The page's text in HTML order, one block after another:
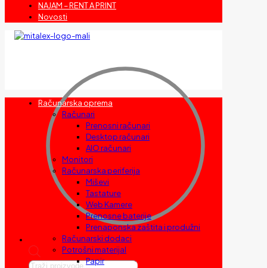
NAJAM – RENT A PRINT
Novosti
Products
Računarska oprema
Računari
Prenosni računari
Desktop računari
AIO računari
Monitori
Računarska periferija
Miševi
Tastature
Web Kamere
Prenosne baterije
Prenaponska zaštita i produžni
Računarski dodaci
Potrošni materijal
Papir